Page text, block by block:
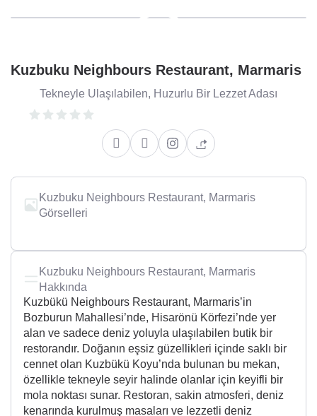
Kuzbuku Neighbours Restaurant, Marmaris
Tekneyle Ulaşılabilen, Huzurlu Bir Lezzet Adası
Kuzbuku Neighbours Restaurant, Marmaris
Görselleri
Kuzbuku Neighbours Restaurant, Marmaris
Hakkında
Kuzbükü Neighbours Restaurant, Marmaris’in
Bozburun Mahallesi’nde, Hisarönü Körfezi’nde yer
alan ve sadece deniz yoluyla ulaşılabilen butik bir
restorandır. Doğanın eşsiz güzellikleri içinde saklı bir
cennet olan Kuzbükü Koyu’nda bulunan bu mekan,
özellikle tekneyle seyir halinde olanlar için keyifli bir
mola noktası sunar. Restoran, sakin atmosferi, deniz
kenarında kurulmuş masaları ve lezzetli deniz